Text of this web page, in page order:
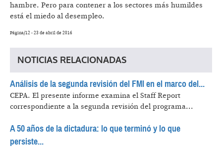
hambre. Pero para contener a los sectores más humildes
está el miedo al desempleo.
Página/12 - 23 de abril de 2016
NOTICIAS RELACIONADAS
Análisis de la segunda revisión del FMI en el marco del...
CEPA. El presente informe examina el Staff Report
correspondiente a la segunda revisión del programa...
A 50 años de la dictadura: lo que terminó y lo que
persiste...